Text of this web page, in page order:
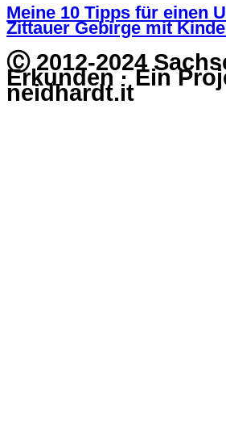
Meine 10 Tipps für einen
Zittauer Gebirge mit
Ⓒ 2012-2024
Erkunden · Ein
neidhardt.it